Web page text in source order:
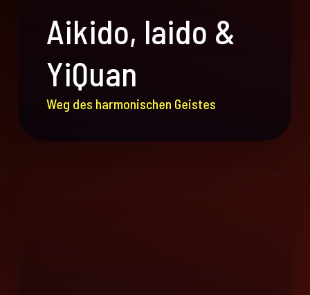
Aikido, laido &
YiQuan
Weg des harmonischen Geistes